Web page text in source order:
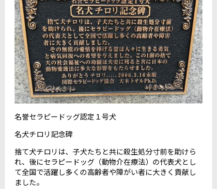
名誉セラピードッグ認定１号犬
名犬チロリ記念碑
捨て犬チロリは、子犬たちと共に殺生処分寸前を助けら
れ、後にセラピードッグ（動物介在療法）の代表犬とし
て全国で活躍し多くの高齢者や障がい者に大きく貢献し
ました。